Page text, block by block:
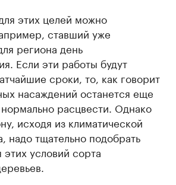
этих целей можно
ставший уже
региона день
Если эти работы будут
сроки, то, как говорит
насаждений останется еще
расцвести. Однако
исходя из климатической
надо тщательно подобрать
условий сорта